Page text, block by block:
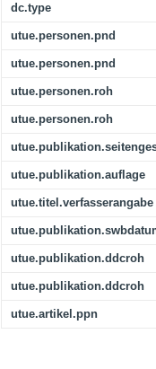
dc.type
utue.personen.pnd
utue.personen.pnd
utue.personen.roh
utue.personen.roh
utue.publikation.auflage
utue.titel.verfasserangabe
utue.publikation.ddcroh
utue.publikation.ddcroh
utue.artikel.ppn